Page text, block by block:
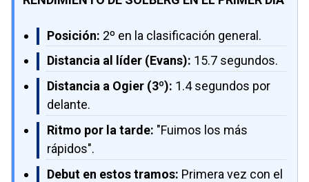
Posición: 2º en la clasificación general.
Distancia al líder (Evans): 15.7 segundos.
Distancia a Ogier (3º): 1.4 segundos por
delante.
Ritmo por la tarde: "Fuimos los más
rápidos".
Debut en estos tramos: Primera vez con el